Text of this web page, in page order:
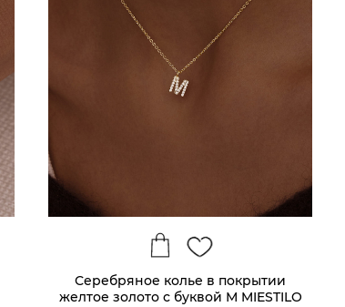
Серебряное колье в покрытии
желтое золото с буквой М MIESTILO